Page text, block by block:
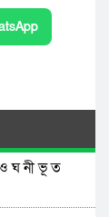
ঘ নী ভূ ত